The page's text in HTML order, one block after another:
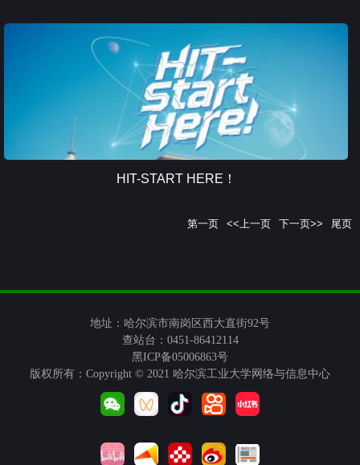
HIT-START HERE！
第一页 <<上一页 下一页>> 尾页
地址：哈尔滨市南岗区西大直街92号
查站台：0451-86412114
黑ICP备05006863号
版权所有：Copyright © 2021 哈尔滨工业大学网络与信息中心